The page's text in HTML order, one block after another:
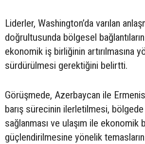
Liderler, Washington’da varılan
doğrultusunda bölgesel
ekonomik iş birliğinin artırılmasına
sürdürülmesi gerektiğini belirtti.
Görüşmede, Azerbaycan ile
barış sürecinin ilerletilmesi, bölgede
sağlanması ve ulaşım ile ekonomik
güçlendirilmesine yönelik